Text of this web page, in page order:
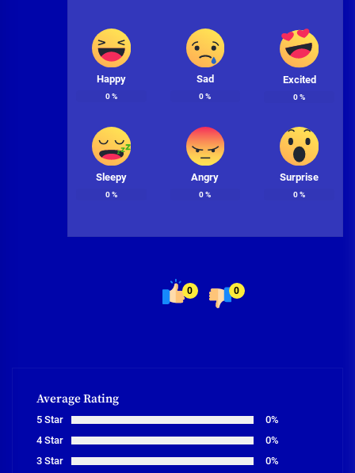
Happy
0%
Sad
0%
Excited
0%
Sleepy
0%
Angry
0%
Surprise
0%
0 0
Average Rating
5 Star
0%
4 Star
0%
3 Star
0%